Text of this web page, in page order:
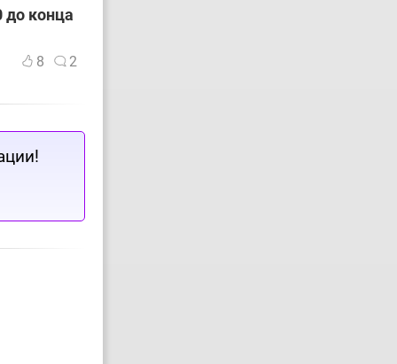
конца
8 2